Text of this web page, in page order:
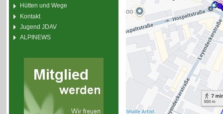
Hütten und Wege
Kontakt
Jugend JDAV
ALPINEWS